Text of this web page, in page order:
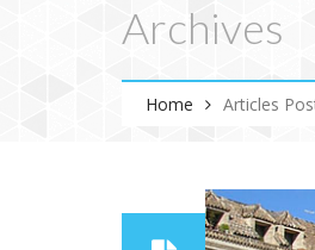
Archives
Home Articles